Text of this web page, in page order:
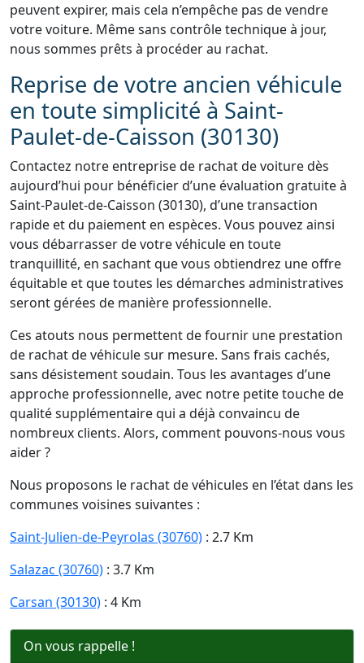
peuvent expirer, mais cela n’empêche pas de vendre
votre voiture. Même sans contrôle technique à jour,
nous sommes prêts à procéder au rachat.
Reprise de votre ancien véhicule
en toute simplicité à Saint-
Paulet-de-Caisson (30130)
Contactez notre entreprise de rachat de voiture dès
aujourd’hui pour bénéficier d’une évaluation gratuite à
Saint-Paulet-de-Caisson (30130), d’une transaction
rapide et du paiement en espèces. Vous pouvez ainsi
vous débarrasser de votre véhicule en toute
tranquillité, en sachant que vous obtiendrez une offre
équitable et que toutes les démarches administratives
seront gérées de manière professionnelle.
Ces atouts nous permettent de fournir une prestation
de rachat de véhicule sur mesure. Sans frais cachés,
sans désistement soudain. Tous les avantages d’une
approche professionnelle, avec notre petite touche de
qualité supplémentaire qui a déjà convaincu de
nombreux clients. Alors, comment pouvons-nous vous
aider ?
Nous proposons le rachat de véhicules en l’état dans les
communes voisines suivantes :
Saint-Julien-de-Peyrolas (30760) : 2.7 Km
Salazac (30760) : 3.7 Km
Carsan (30130) : 4 Km
On vous rappelle !